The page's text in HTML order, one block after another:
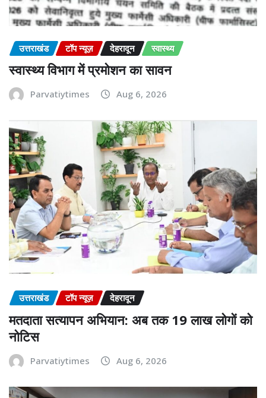
उत्तराखंड टॉप न्यूज़ देहरादून स्वास्थ्य
स्वास्थ्य विभाग में प्रमोशन का सावन
Parvatiytimes Aug 6, 2026
उत्तराखंड टॉप न्यूज़ देहरादून
मतदाता सत्यापन अभियान: अब तक 19 लाख लोगों को
नोटिस
Parvatiytimes Aug 6, 2026